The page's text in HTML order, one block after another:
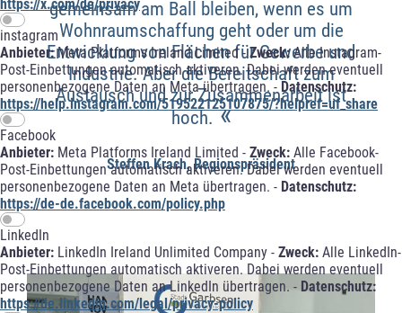
https://x.com/de/privacy
instagram
Anbieter:Meta Platforms Ireland Limited -Zweck:Alle Instagram-
Post-Einbettungen automatisch aktiveren. Dabei werden eventuell
personenbezogene Daten an Meta übertragen. - Datenschutz:
https://help.instagram.com/519522125107875/?helpref=uf_share
Facebook
Anbieter: Meta Platforms Ireland Limited - Zweck: Alle Facebook-
Post-Einbettungen automatisch aktiveren. Dabei werden eventuell
personenbezogene Daten an Meta übertragen. - Datenschutz:
https://de-de.facebook.com/policy.php
LinkedIn
Anbieter: LinkedIn Ireland Unlimited Company - Zweck: Alle LinkedIn-
Post-Einbettungen automatisch aktiveren. Dabei werden eventuell
personenbezogene Daten an LinkedIn übertragen. - Datenschutz:
https://de.linkedin.com/legal/privacy-policy
gemeinsam am Ball bleiben, wenn es um
Wohnraumschaffung geht oder um die
Entwicklung von Flächen für Gewerbe und
Industrie. Aber die Bereitschaft zum
Austausch und zur Zusammenarbeit ist
hoch.«
Steffen Krach, Regionspräsident